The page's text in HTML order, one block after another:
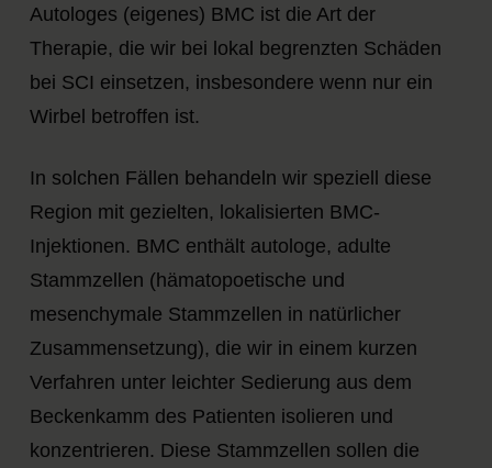
Autologes (eigenes) BMC ist die Art der
Therapie, die wir bei lokal begrenzten Schäden
bei SCI einsetzen, insbesondere wenn nur ein
Wirbel betroffen ist.
In solchen Fällen behandeln wir speziell diese
Region mit gezielten, lokalisierten BMC-
Injektionen. BMC enthält autologe, adulte
Stammzellen (hämatopoetische und
mesenchymale Stammzellen in natürlicher
Zusammensetzung), die wir in einem kurzen
Verfahren unter leichter Sedierung aus dem
Beckenkamm des Patienten isolieren und
konzentrieren. Diese Stammzellen sollen die